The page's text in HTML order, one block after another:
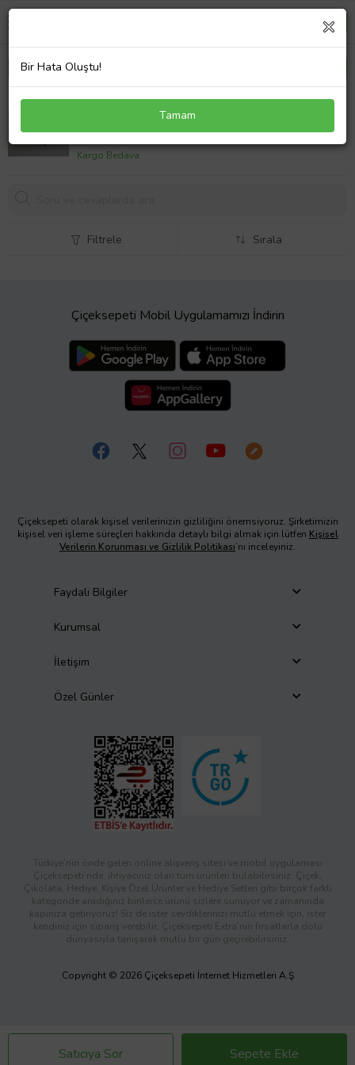
NISSAN PRIMERA- P11- 97/99; SİLGİ MANEVRA
3177,67 TL
Kargo Bedava
Satıcıya Sor Sepete Ekle
Filtrele Sırala
Çiçeksepeti Mobil Uygulamamızı İndirin
Çiçeksepeti olarak kişisel verilerinizin gizliliğini önemsiyoruz. Şirketimizin
kişisel veri işleme süreçleri hakkında detaylı bilgi almak için lütfen Kişisel
Verilerin Korunması ve Gizlilik Politikası’nı inceleyiniz.
Faydalı Bilgiler
Kurumsal
İletişim
Özel Günler
Türkiye’nin önde gelen online alışveriş sitesi ve mobil uygulaması
Çiçeksepeti’nde, ihtiyacınız olan tüm ürünleri bulabilirsiniz. Çiçek,
Çikolata, Hediye, Kişiye Özel Ürünler ve Hediye Setleri gibi birçok farklı
kategoride aradığınız binlerce ürünü sizlere sunuyor ve zamanında
kapınıza getiriyoruz! Siz de ister sevdiklerinizi mutlu etmek için, ister
kendiniz için sipariş verebilir; Çiçeksepeti Extra’nın fırsatlarla dolu
dünyasıyla tanışarak mutlu bir gün geçirebilirsiniz.
Copyright © 2026 Çiçeksepeti İnternet Hizmetleri A.Ş
Bir Hata Oluştu!
Tamam